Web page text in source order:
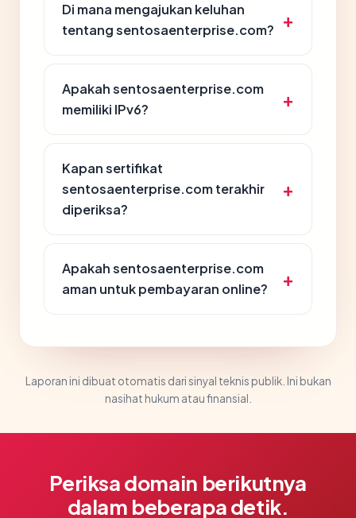
Di mana mengajukan keluhan
tentang sentosaenterprise.com?
Apakah sentosaenterprise.com
memiliki IPv6?
Kapan sertifikat
sentosaenterprise.com terakhir
diperiksa?
Apakah sentosaenterprise.com
aman untuk pembayaran online?
Laporan ini dibuat otomatis dari sinyal teknis publik. Ini bukan
nasihat hukum atau finansial.
Periksa domain berikutnya
dalam beberapa detik.